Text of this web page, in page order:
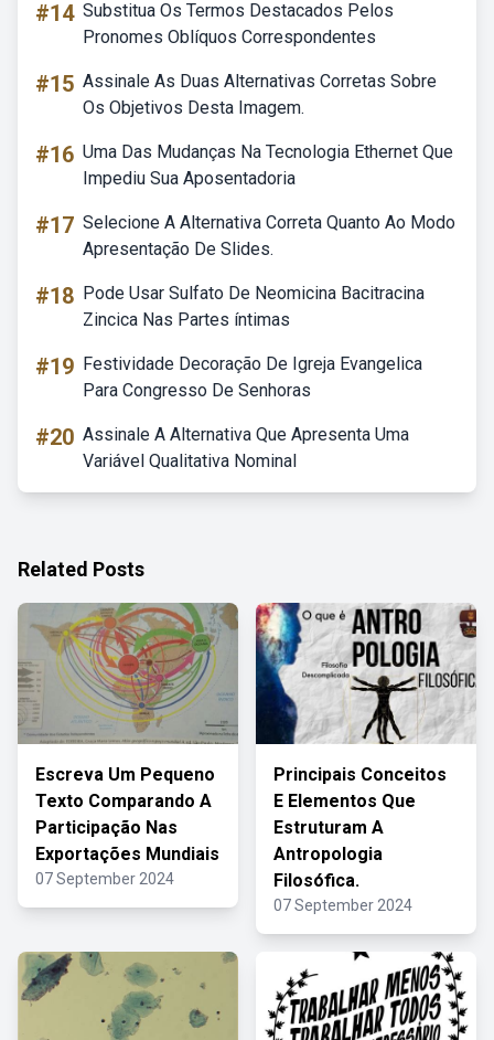
#14 Substitua Os Termos Destacados Pelos
Pronomes Oblíquos Correspondentes
#15 Assinale As Duas Alternativas Corretas Sobre
Os Objetivos Desta Imagem.
#16 Uma Das Mudanças Na Tecnologia Ethernet Que
Impediu Sua Aposentadoria
#17 Selecione A Alternativa Correta Quanto Ao Modo
Apresentação De Slides.
#18 Pode Usar Sulfato De Neomicina Bacitracina
Zincica Nas Partes íntimas
#19 Festividade Decoração De Igreja Evangelica
Para Congresso De Senhoras
#20 Assinale A Alternativa Que Apresenta Uma
Variável Qualitativa Nominal
Related Posts
Escreva Um Pequeno
Texto Comparando A
Participação Nas
Exportações Mundiais
07 September 2024
Principais Conceitos
E Elementos Que
Estruturam A
Antropologia
Filosófica.
07 September 2024